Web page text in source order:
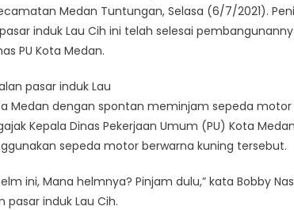
Medan Tuntungan, Selasa (6/7/2021).
induk Lau Cih ini telah selesai
PU Kota Medan.
pasar induk Lau
Medan dengan spontan meminjam sepeda
Kepala Dinas Pekerjaan Umum (PU) Kota
sepeda motor berwarna kuning tersebut.
ini, Mana helmnya? Pinjam dulu,” kata Bobby
pasar induk Lau Cih.